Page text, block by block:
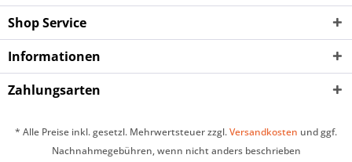
Shop Service
Informationen
Zahlungsarten
* Alle Preise inkl. gesetzl. Mehrwertsteuer zzgl.Versandkosten und ggf.
Nachnahmegebühren, wenn nicht anders beschrieben